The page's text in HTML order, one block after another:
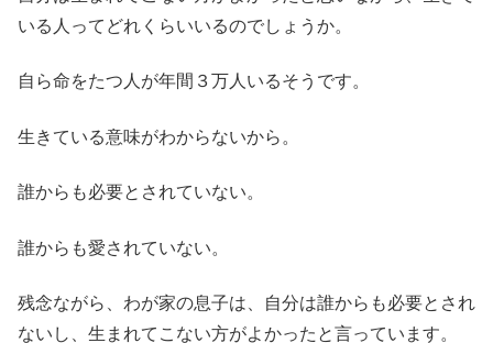
いる人ってどれくらいいるのでしょうか。
自ら命をたつ人が年間３万人いるそうです。
生きている意味がわからないから。
誰からも必要とされていない。
誰からも愛されていない。
残念ながら、わが家の息子は、自分は誰からも必要とされ
ないし、生まれてこない方がよかったと言っています。